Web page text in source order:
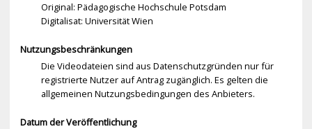
Original: Pädagogische Hochschule Potsdam
Digitalisat: Universität Wien
Nutzungsbeschränkungen
Die Videodateien sind aus Datenschutzgründen nur für
registrierte Nutzer auf Antrag zugänglich. Es gelten die
allgemeinen Nutzungsbedingungen des Anbieters.
Datum der Veröffentlichung